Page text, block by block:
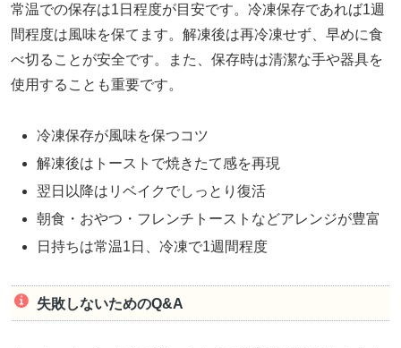
常温での保存は1日程度が目安です。冷凍保存であれば1週
間程度は風味を保てます。解凍後は再冷凍せず、早めに食
べ切ることが安全です。また、保存時は清潔な手や器具を
使用することも重要です。
冷凍保存が風味を保つコツ
解凍後はトーストで焼きたて感を再現
翌日以降はリベイクでしっとり復活
朝食・おやつ・フレンチトーストなどアレンジが豊富
日持ちは常温1日、冷凍で1週間程度
失敗しないためのQ&A